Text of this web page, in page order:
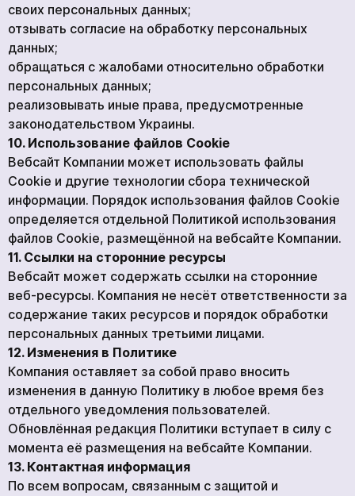
своих персональных данных;
отзывать согласие на обработку персональных
данных;
обращаться с жалобами относительно обработки
персональных данных;
реализовывать иные права, предусмотренные
законодательством Украины.
10. Использование файлов Cookie
Вебсайт Компании может использовать файлы
Cookie и другие технологии сбора технической
информации. Порядок использования файлов Cookie
определяется отдельной Политикой использования
файлов Cookie, размещённой на вебсайте Компании.
11. Ссылки на сторонние ресурсы
Вебсайт может содержать ссылки на сторонние
веб-ресурсы. Компания не несёт ответственности за
содержание таких ресурсов и порядок обработки
персональных данных третьими лицами.
12. Изменения в Политике
Компания оставляет за собой право вносить
изменения в данную Политику в любое время без
отдельного уведомления пользователей.
Обновлённая редакция Политики вступает в силу с
момента её размещения на вебсайте Компании.
13. Контактная информация
По всем вопросам, связанным с защитой и